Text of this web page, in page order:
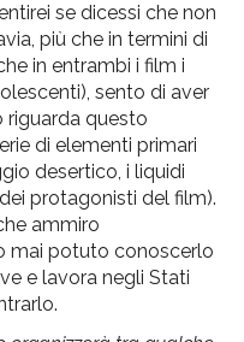
se dicessi che non
più che in termini di
in entrambi i film i
sento di aver
riguarda questo
di elementi primari
desertico, i liquidi
protagonisti del film).
ammiro
mai potuto conoscerlo
e lavora negli Stati